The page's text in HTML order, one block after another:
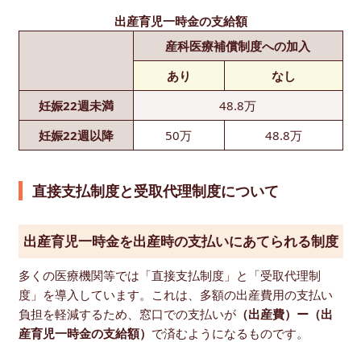
出産育児一時金の支給額
産科医療補償制度への加入
あり
なし
妊娠22週未満
48.8万
妊娠22週以降
50万 48.8万
直接支払制度と受取代理制度について
出産育児一時金を出産時の支払いにあてられる制度
多くの医療機関等では「直接支払制度」と「受取代理制
度」を導入しています。これは、多額の出産費用の支払い
負担を軽減するため、窓口での支払いが（出産費）ー（出
産育児一時金の支給額） で済むようになるものです。